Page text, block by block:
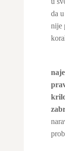
da
nije